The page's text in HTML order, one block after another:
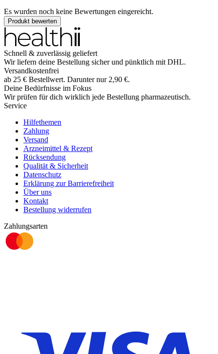
Es wurden noch keine Bewertungen eingereicht.
Produkt bewerten
Schnell & zuverlässig geliefert
Wir liefern deine Bestellung sicher und pünktlich mit DHL.
Versandkostenfrei
ab 25 € Bestellwert. Darunter nur 2,90 €.
Deine Bedürfnisse im Fokus
Wir prüfen für dich wirklich jede Bestellung pharmazeutisch.
Service
Hilfethemen
Zahlung
Versand
Arzneimittel & Rezept
Rücksendung
Qualität & Sicherheit
Datenschutz
Erklärung zur Barrierefreiheit
Über uns
Kontakt
Bestellung widerrufen
Zahlungsarten